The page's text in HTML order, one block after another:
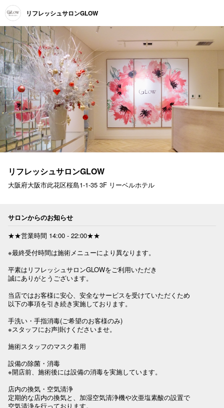
リフレッシュサロンGLOW
リフレッシュサロンGLOW
大阪府大阪市此花区桜島1-1-35 3F リーベルホテル
サロンからのお知らせ
★★営業時間 14:00 - 22:00★★
※最終受付時間は施術メニューにより異なります。
平素はリフレッシュサロンGLOWをご利用いただき
誠にありがとうございます。
当店ではお客様に安心、安全なサービスを受けていただくため
以下の事項を引き続き実施しております。
手洗い・手指消毒(ご希望のお客様のみ)
※スタッフにお声掛けくださいませ。
施術スタッフのマスク着用
設備の除菌・消毒
※開店前、施術後には設備の消毒を実施しています。
店内の換気・空気清浄
定期的な店内の換気と、加湿空気清浄機や次亜塩素酸の設置で
空気清浄を行っております。